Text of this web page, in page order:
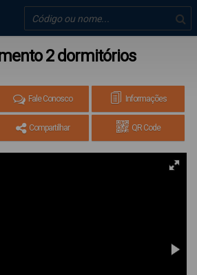
2 dormitórios
Fale Conosco Informações
Compartilhar QR Code